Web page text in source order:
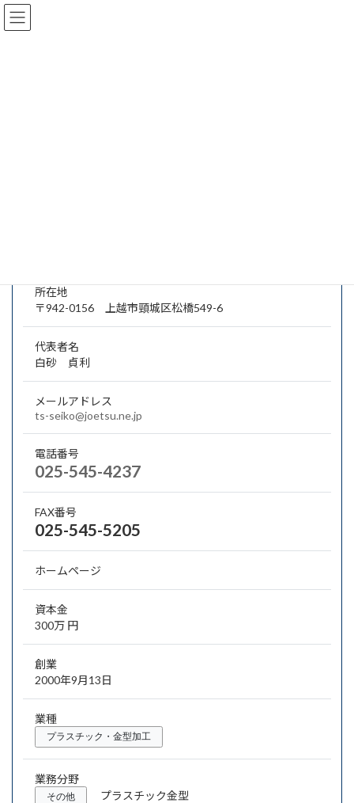
コ
ン
ナ
ビ
所在地
〒942-0156 上越市頸城区松橋549-6
代表者名
白砂 貞利
メールアドレス
ts-seiko@joetsu.ne.jp
電話番号
025-545-4237
FAX番号
025-545-5205
ホームページ
資本金
300万 円
創業
2000年9月13日
業種
プラスチック・金型加工
業務分野
その他 プラスチック金型